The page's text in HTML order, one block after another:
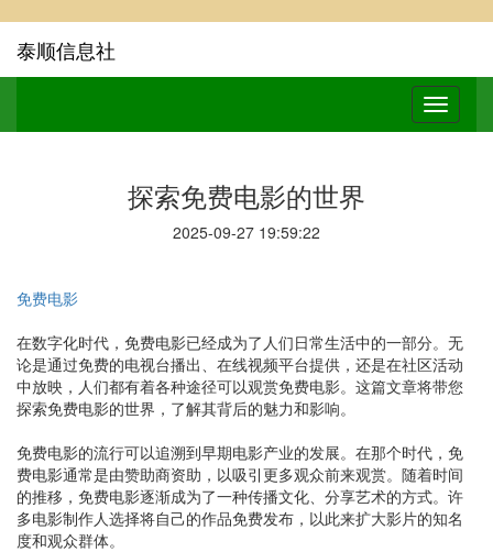
泰顺信息社
探索免费电影的世界
2025-09-27 19:59:22
免费电影
在数字化时代，免费电影已经成为了人们日常生活中的一部分。无
论是通过免费的电视台播出、在线视频平台提供，还是在社区活动
中放映，人们都有着各种途径可以观赏免费电影。这篇文章将带您
探索免费电影的世界，了解其背后的魅力和影响。
免费电影的流行可以追溯到早期电影产业的发展。在那个时代，免
费电影通常是由赞助商资助，以吸引更多观众前来观赏。随着时间
的推移，免费电影逐渐成为了一种传播文化、分享艺术的方式。许
多电影制作人选择将自己的作品免费发布，以此来扩大影片的知名
度和观众群体。